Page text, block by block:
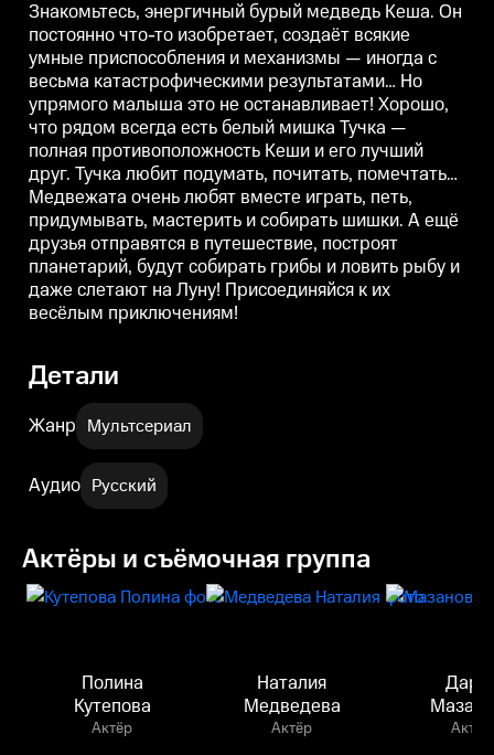
белый мишка Тучка — полная
противоположность Кеши и его
лучший друг. Тучка любит
подумать, почитать, помечтать…
Медвежата очень любят вместе
играть, петь, придумывать,
мастерить и собирать шишки. А
ещё друзья отправятся в
путешествие, построят
планетарий, будут собирать
грибы и ловить рыбу и даже
слетают на Луну!
Присоединяйся к их весёлым
приключениям!
белый мишка Тучка — полная
противоположность Кеши и его
лучший друг. Тучка любит
подумать, почитать, помечтать…
Медвежата очень любят вместе
играть, петь, придумывать,
мастерить и собирать шишки. А
ещё друзья отправятся в
путешествие, построят
планетарий, будут собирать
грибы и ловить рыбу и даже
слетают на Луну!
Присоединяйся к их весёлым
приключениям!
Знакомьтесь, энергичный бурый медведь Кеша. Он
постоянно что-то изобретает, создаёт всякие
умные приспособления и механизмы — иногда с
весьма катастрофическими результатами… Но
упрямого малыша это не останавливает! Хорошо,
что рядом всегда есть белый мишка Тучка —
полная противоположность Кеши и его лучший
друг. Тучка любит подумать, почитать, помечтать…
Медвежата очень любят вместе играть, петь,
придумывать, мастерить и собирать шишки. А ещё
друзья отправятся в путешествие, построят
планетарий, будут собирать грибы и ловить рыбу и
даже слетают на Луну! Присоединяйся к их
весёлым приключениям!
Детали
Жанр Мультсериал
Аудио Русский
Актёры и съёмочная группа
Полина
Кутепова
Актёр
Наталия
Медведева
Актёр Актёр